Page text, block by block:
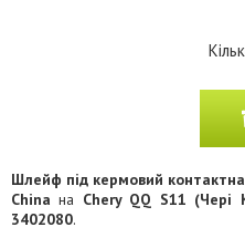
Шлейф під кермовий
China на Chery QQ S11 (Чері
3402080.